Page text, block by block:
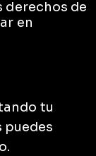
derechos de
en
tu
puedes